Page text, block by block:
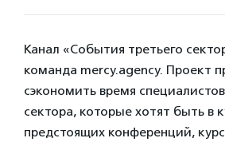
Канал «События третьего
команда mercy.agency. Проект
сэкономить время
сектора, которые хотят быть в
предстоящих конференций,